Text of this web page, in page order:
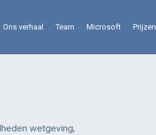
Ons verhaal Team Microsoft Prijzen
wetgeving,